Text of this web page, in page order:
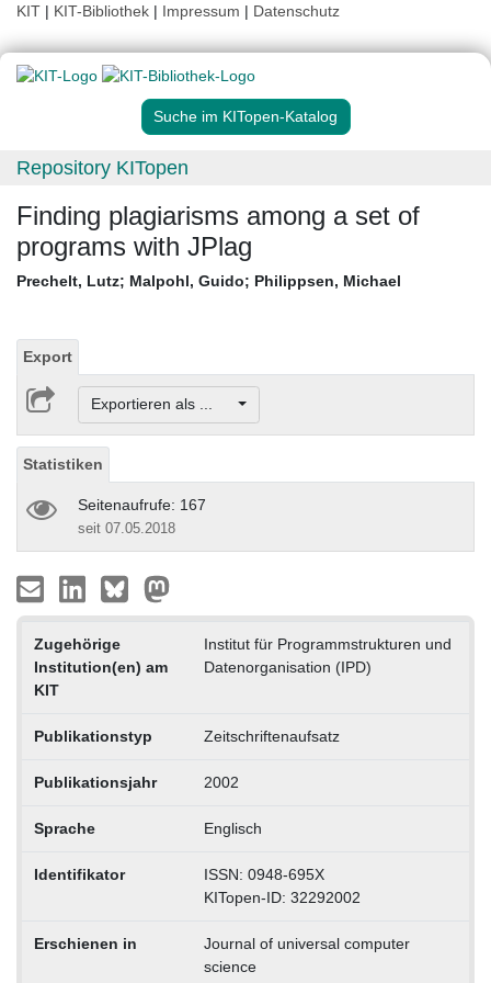
KIT | KIT-Bibliothek | Impressum | Datenschutz
Suche im KITopen-Katalog
Repository KITopen
Finding plagiarisms among a set of
programs with JPlag
Prechelt, Lutz; Malpohl, Guido; Philippsen, Michael
Export
Exportieren als ...
Statistiken
Seitenaufrufe: 167
seit 07.05.2018
Zugehörige
Institution(en) am
KIT
Institut für Programmstrukturen und
Datenorganisation (IPD)
Publikationstyp Zeitschriftenaufsatz
Publikationsjahr 2002
Sprache Englisch
Identifikator
ISSN: 0948-695X
KITopen-ID: 32292002
Erschienen in
Journal of universal computer
science